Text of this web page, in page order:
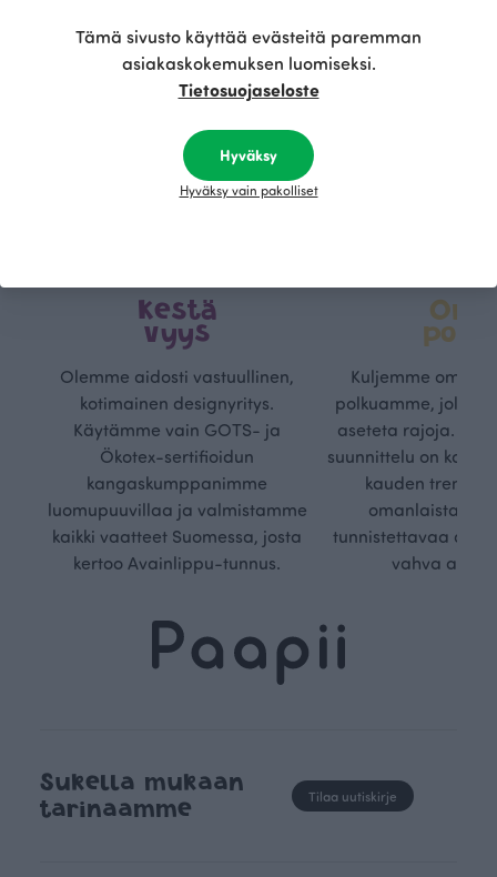
Kestä
vyys
Olemme aidosti vastuullinen,
kotimainen designyritys.
Käytämme vain GOTS- ja
Ökotex-sertifioidun
kangaskumppanimme
luomupuuvillaa ja valmistamme
kaikki vaatteet Suomessa, josta
kertoo Avainlippu-tunnus.
Oma
Kuljemme omaa,
polkuamme, jolla
aseteta rajoja.
suunnittelu on
kauden
omanlaista,
tunnistettavaa
vahva
Sukella mukaan
tarinaamme
Tilaa uutiskirje
Tämä sivusto käyttää evästeitä paremman
asiakaskokemuksen luomiseksi.
Tietosuojaseloste
Hyväksy
Hyväksy vain pakolliset